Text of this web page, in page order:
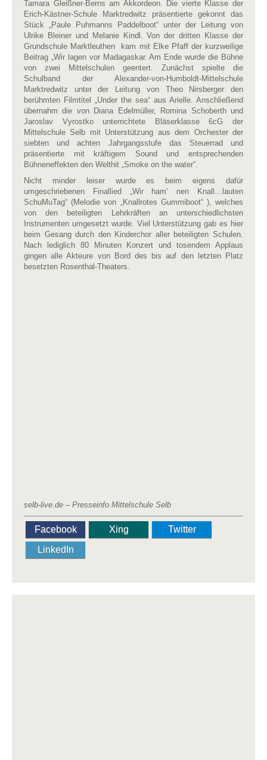
Tamara Gleißner-Berns am Akkordeon. Die vierte Klasse der
Erich-Kästner-Schule Marktredwitz präsentierte gekonnt das
Stück „Paule Puhmanns Paddelboot“ unter der Leitung von
Ulrike Bleiner und Melanie Kindl. Von der dritten Klasse der
Grundschule Marktleuthen kam mit Elke Pfaff der kurzweilige
Beitrag „Wir lagen vor Madagaskar. Am Ende wurde die Bühne
von zwei Mittelschulen geentert. Zunächst spielte die
Schulband der Alexander-von-Humboldt-Mittelschule
Marktredwitz unter der Leitung von Theo Nirsberger den
berühmten Filmtitel „Under the sea“ aus Arielle. Anschließend
übernahm die von Diana Edelmüller, Romina Schoberth und
Jaroslav Vyrostko unterrichtete Bläserklasse 6cG der
Mittelschule Selb mit Unterstützung aus dem Orchester der
siebten und achten Jahrgangsstufe das Steuerrad und
präsentierte mit kräftigem Sound und entsprechenden
Bühneneffekten den Welthit „Smoke on the water“.
Nicht minder leiser wurde es beim eigens dafür
umgeschriebenen Finallied „Wir ham‘ nen Knall…lauten
SchuMuTag“ (Melodie von „Knallrotes Gummiboot“ ), welches
von den beteiligten Lehrkräften an unterschiedlichsten
Instrumenten umgesetzt wurde. Viel Unterstützung gab es hier
beim Gesang durch den Kinderchor aller beteiligten Schulen.
Nach lediglich 80 Minuten Konzert und tosendem Applaus
gingen alle Akteure von Bord des bis auf den letzten Platz
besetzten Rosenthal-Theaters.
selb-live.de – Presseinfo Mittelschule Selb
Facebook Xing
Twitter
LinkedIn